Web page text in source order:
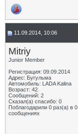
11.09.2014, 10:06
Mitriy
Junior Member
Регистрация: 09.09.2014
Адрес: Бугульма
Автомобиль: LADA Kalina
Возраст: 42
Сообщений: 2
Сказал(а) спасибо: 0
Поблагодарили 0 раз(а) в 0
сообщениях